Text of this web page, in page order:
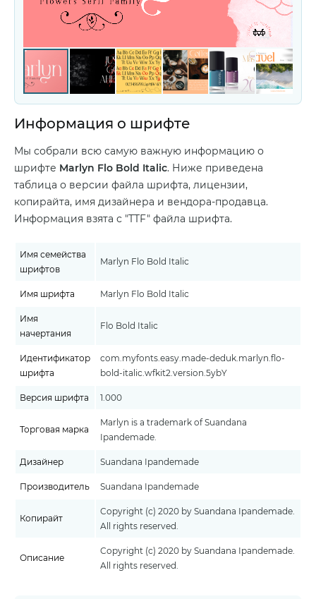
Информация о шрифте
Мы собрали всю самую важную информацию о
шрифте Marlyn Flo Bold Italic. Ниже приведена
таблица о версии файла шрифта, лицензии,
копирайта, имя дизайнера и вендора-продавца.
Информация взята с "TTF" файла шрифта.
Имя семейства
шрифтов
Marlyn Flo Bold Italic
Имя шрифта Marlyn Flo Bold Italic
Имя
начертания
Flo Bold Italic
Идентификатор
шрифта
com.myfonts.easy.made-deduk.marlyn.flo-
bold-italic.wfkit2.version.5ybY
Версия шрифта 1.000
Торговая марка
Marlyn is a trademark of Suandana
Ipandemade.
Дизайнер Suandana Ipandemade
Производитель Suandana Ipandemade
Копирайт
Copyright (c) 2020 by Suandana Ipandemade.
All rights reserved.
Описание
Copyright (c) 2020 by Suandana Ipandemade.
All rights reserved.